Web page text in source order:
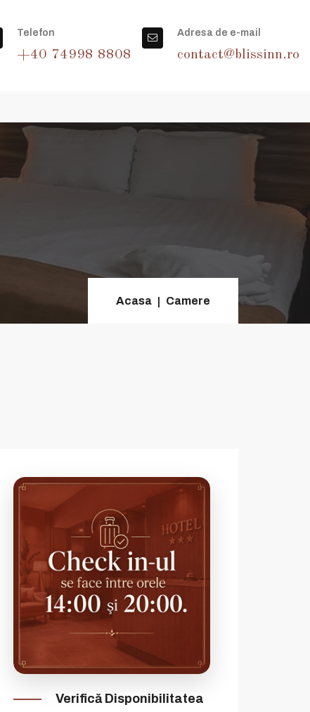
Telefon
+40 74998 8808
Adresa de e-mail
contact@blissinn.ro
Acasa Camere
Verifică Disponibilitatea